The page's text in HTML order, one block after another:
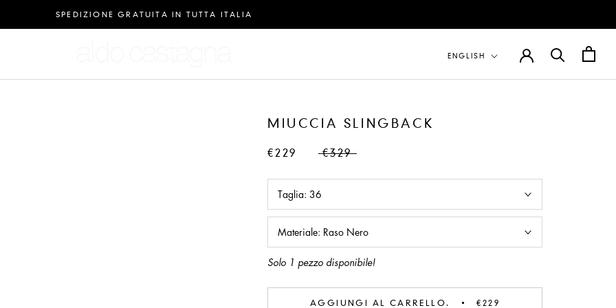
SPEDIZIONE GRATUITA IN TUTTA ITALIA
Lingua
ENGLISH
MIUCCIA SLINGBACK
€229 €329
Taglia: 36
Materiale: Raso Nero
Solo 1 pezzo disponibile!
AGGIUNGI AL CARRELLO. €229